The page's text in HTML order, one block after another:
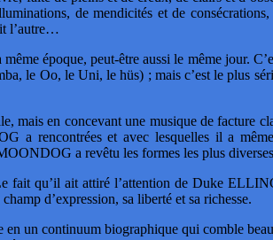
de mendicités et de consécrations,
l’autre…
époque, peut-être aussi le même jour.
le Oo, le Uni, le hüs) ; mais c’est le plus
mais en concevant une musique de facture
a rencontrées et avec lesquelles il a
a revêtu les formes les plus
fait qu’il ait attiré l’attention de Duke
d’expression, sa liberté et sa richesse.
un continuum biographique qui comble